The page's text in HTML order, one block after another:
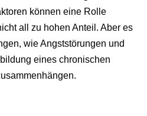
können eine Rolle
all zu hohen Anteil. Aber es
wie Angststörungen und
eines chronischen